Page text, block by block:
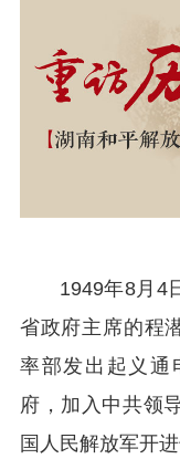
1949年8月4
省政府主席的程
率部发出起义通
府，加入中共领
国人民解放军开